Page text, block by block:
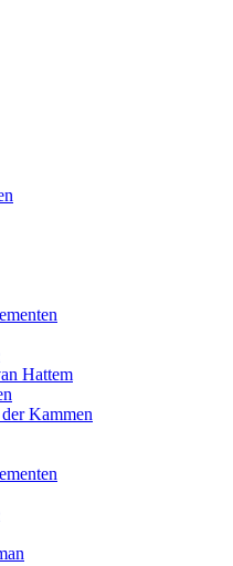
Hattem
Kammen